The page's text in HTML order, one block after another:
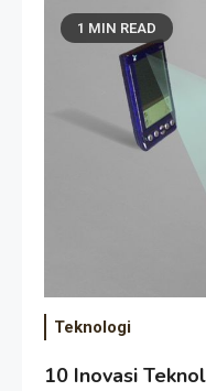
1 MIN READ
Teknologi
10 Inovasi